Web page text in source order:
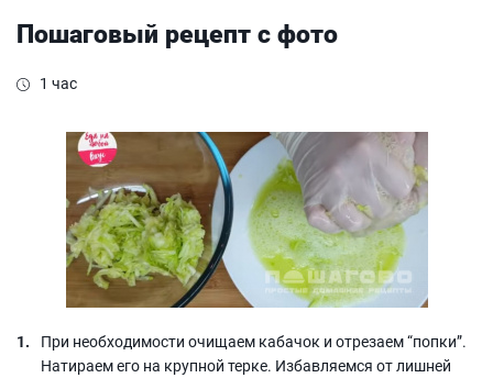
Пошаговый рецепт с фото
1 час
При необходимости очищаем кабачок и отрезаем “попки”.
Натираем его на крупной терке. Избавляемся от лишней